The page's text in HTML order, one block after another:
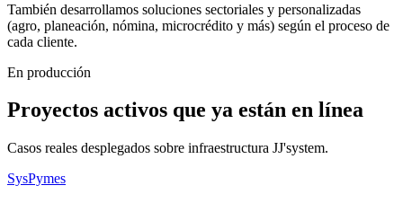
También desarrollamos soluciones sectoriales y personalizadas
(agro, planeación, nómina, microcrédito y más) según el proceso de
cada cliente.
En producción
Proyectos activos que ya están en línea
Casos reales desplegados sobre infraestructura JJ'system.
SysPymes